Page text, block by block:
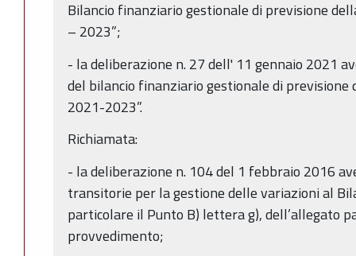
Bilancio finanziario gestionale di previsione
– 2023”;
- la deliberazione n. 27 dell' 11 gennaio 2021
del bilancio finanziario gestionale di previsione
2021-2023”.
Richiamata:
- la deliberazione n. 104 del 1 febbraio 2016
transitorie per la gestione delle variazioni al
particolare il Punto B) lettera g), dell’allegato
provvedimento;